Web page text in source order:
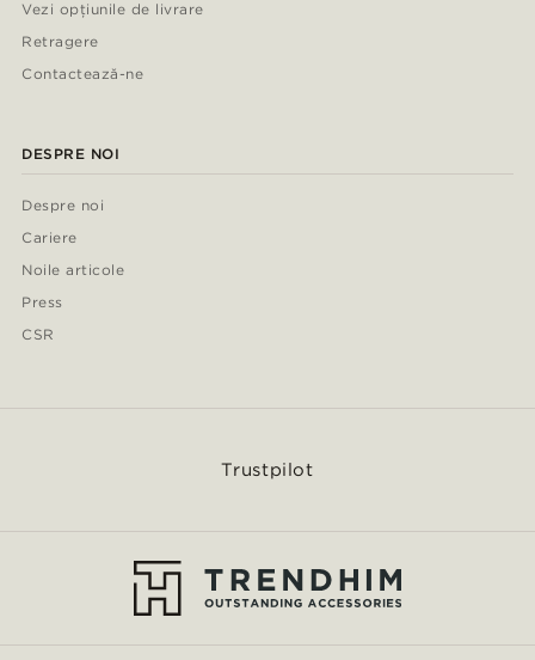
Vezi opțiunile de livrare
Retragere
Contactează-ne
DESPRE NOI
Despre noi
Cariere
Noile articole
Press
CSR
Trustpilot